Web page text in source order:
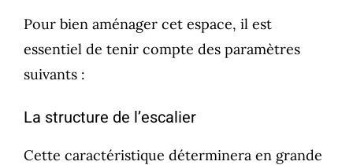
Pour bien aménager cet espace, il est
essentiel de tenir compte des paramètres
suivants :
La structure de l’escalier
Cette caractéristique déterminera en grande